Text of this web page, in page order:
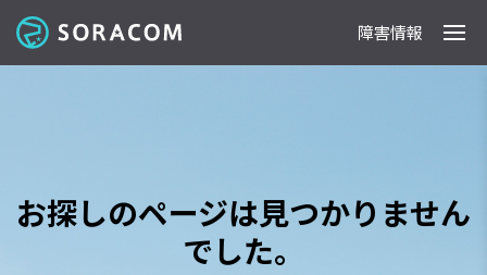
製品
事例
料金
ドキュメント
導入支援
IoTストア
最新情報 障害情報
お探しのページは見つかりません
でした。